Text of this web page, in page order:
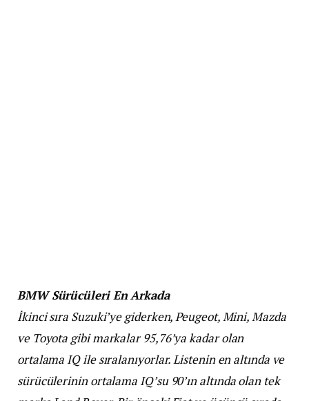
BMW Sürücüleri En Arkada
İkinci sıra Suzuki’ye giderken, Peugeot, Mini, Mazda
ve Toyota gibi markalar 95,76’ya kadar olan
ortalama IQ ile sıralanıyorlar. Listenin en altında ve
sürücülerinin ortalama IQ’su 90’ın altında olan tek